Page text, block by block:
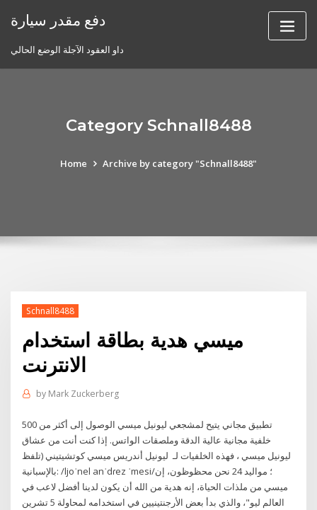
دفع مقدر سيارة
داو العقود الآجلة الوضع الحالي
Category Schnall8488
Home Archive by category "Schnall8488"
Schnall8488
ميسي هدية بطاقة استخدام
الانترنت
by Mark Zuckerberg
تطبيق مجاني يتيح لمشجعي ليونيل ميسي الوصول إلى أكثر من 500
خلفية مجانية عالية الدقة وملصقات الواتس. إذا كنت أنت من عشاق
ليونيل ميسي ، فهذه الخلفيات لـ ليونيل أندريس ميسي كوتشيتيني (تلفظ
بالإسبانية: ‎/ljoˈnel anˈdɾez ˈmesi/‏؛ مواليد 24 نحن محظوظون، إن
ميسي من ملذات الحياة، إنه هدية من الله أن يكون لدينا أفضل لاعب في
العالم ليو"، والذي بدأ بعض الأرجنتينيين في استخدامه لمحاولة 5 تشرين